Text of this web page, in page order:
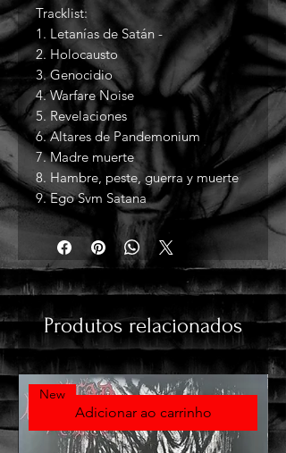
Tracklist:
1. Letanías de Satán -
2. Holocausto
3. Genocidio
4. Warfare Noise
5. Revelaciones
6. Altares de Pandemonium
7. Madre muerte
8. Hambre, peste, guerra y muerte
9. Ego Svm Satana
Produtos relacionados
Adicionar ao carrinho
New